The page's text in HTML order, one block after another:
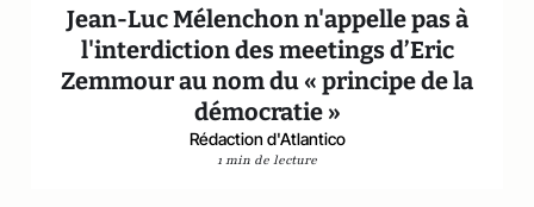
Jean-Luc Mélenchon n'appelle pas à
l'interdiction des meetings d’Eric
Zemmour au nom du « principe de la
démocratie »
Rédaction d'Atlantico
1 min de lecture